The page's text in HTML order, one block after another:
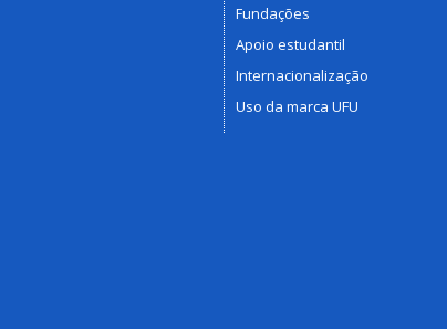
Fundações
Apoio estudantil
Internacionalização
Uso da marca UFU